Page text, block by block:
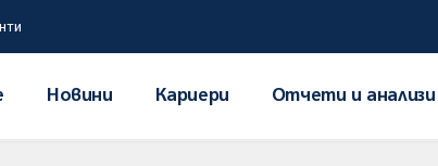
Новини Кариери Отчети и анализи